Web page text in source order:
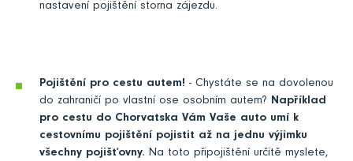
nastavení pojištění storna zájezdu.
Pojištění pro cestu autem! - Chystáte se na dovolenou
do zahraničí po vlastní ose osobním autem? Například
pro cestu do Chorvatska Vám Vaše auto umí k
cestovnímu pojištění pojistit až na jednu výjimku
všechny pojišťovny. Na toto připojištění určitě myslete,